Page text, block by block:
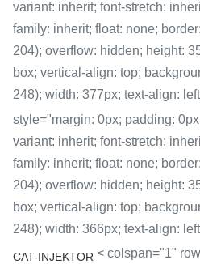
variant: inherit; font-stretch:
family: inherit; float: none;
204); overflow: hidden; height:
box; vertical-align: top;
248); width: 377px; text-align:
style="margin: 0px; padding:
variant: inherit; font-stretch:
family: inherit; float: none;
204); overflow: hidden; height:
box; vertical-align: top;
248); width: 366px; text-align:
CAT-INJEKTOR < colspan="1"